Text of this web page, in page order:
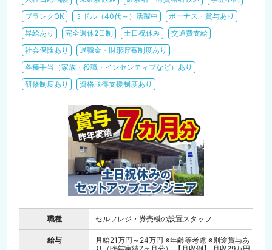
ブランクOK
ミドル（40代～）活躍中
ボーナス・賞与あり
昇給あり
完全週休2日制 土日祝休み
交通費支給
社会保険あり
退職金・財形貯蓄制度あり
各種手当（家族・役職・インセンティブなど）あり
研修制度あり
資格取得支援制度あり
職種 セルフレジ・券売機の設置スタッフ
給与
月給21万円～24万円 ※年齢等考慮 ※別途賞与あ